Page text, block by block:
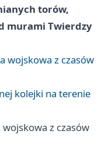
torów,
murami Twierdzy
wojskowa z czasów
kolejki na terenie
z czasów